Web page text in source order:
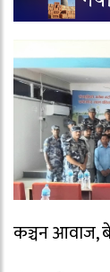
कञ्चन आवाज,